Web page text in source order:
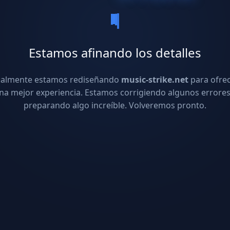
Estamos afinando los detalles
estamos rediseñando music-strike.net para
mejor experiencia. Estamos corrigiendo algunos
preparando algo increíble. Volveremos pronto.